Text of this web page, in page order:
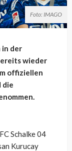
Foto: IMAGO
in der
wieder
offiziellen
die
Schalke 04
Kurucay